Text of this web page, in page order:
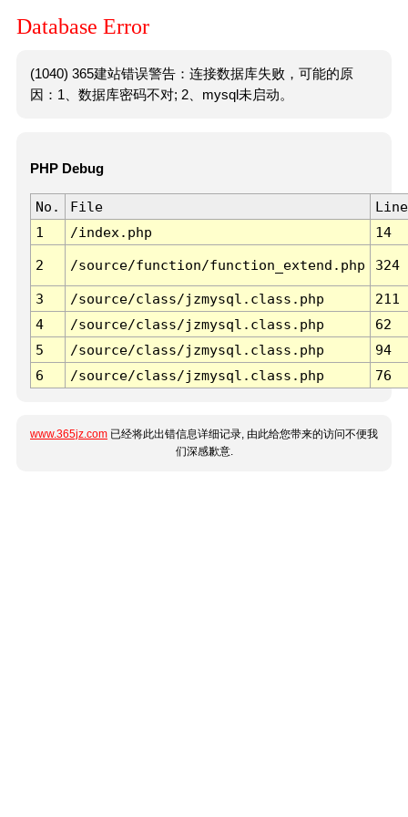
Database Error
(1040) 365建站错误警告：连接数据库失败，可能的原
因：1、数据库密码不对; 2、mysql未启动。
PHP Debug
No. File
Line
1
/index.php 14
2 /source/function/function_extend.php 324
3 /source/class/jzmysql.class.php
211
4
/source/class/jzmysql.class.php
62
5
/source/class/jzmysql.class.php
94
6
/source/class/jzmysql.class.php 76
www.365jz.com 已经将此出错信息详细记录, 由此给您带来的访问不便我
们深感歉意.